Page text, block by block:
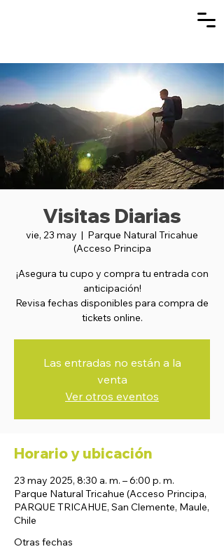
Visitas Diarias
vie, 23 may
  |
Parque Natural Tricahue
(Acceso Principa
¡Asegura tu cupo y compra tu entrada con
anticipación!
Revisa fechas disponibles para compra de
tickets online.
Las entradas no están a la
venta
Ver otros eventos
Horario y ubicación
23 may 2025, 8:30 a. m. – 6:00 p. m.
Parque Natural Tricahue (Acceso Principa,
PARQUE TRICAHUE, San Clemente, Maule,
Chile
Otras fechas